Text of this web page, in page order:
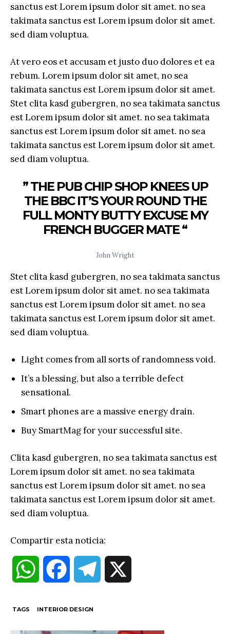
sanctus est Lorem ipsum dolor sit amet. no sea
takimata sanctus est Lorem ipsum dolor sit amet.
sed diam voluptua.
At vero eos et accusam et justo duo dolores et ea
rebum. Lorem ipsum dolor sit amet, no sea
takimata sanctus est Lorem ipsum dolor sit amet.
Stet clita kasd gubergren, no sea takimata sanctus
est Lorem ipsum dolor sit amet. no sea takimata
sanctus est Lorem ipsum dolor sit amet. no sea
takimata sanctus est Lorem ipsum dolor sit amet.
sed diam voluptua.
” THE PUB CHIP SHOP KNEES UP
THE BBC IT’S YOUR ROUND THE
FULL MONTY BUTTY EXCUSE MY
FRENCH BUGGER MATE “
John Wright
Stet clita kasd gubergren, no sea takimata sanctus
est Lorem ipsum dolor sit amet. no sea takimata
sanctus est Lorem ipsum dolor sit amet. no sea
takimata sanctus est Lorem ipsum dolor sit amet.
sed diam voluptua.
Light comes from all sorts of randomness void.
It’s a blessing, but also a terrible defect
sensational.
Smart phones are a massive energy drain.
Buy SmartMag for your successful site.
Clita kasd gubergren, no sea takimata sanctus est
Lorem ipsum dolor sit amet. no sea takimata
sanctus est Lorem ipsum dolor sit amet. no sea
takimata sanctus est Lorem ipsum dolor sit amet.
sed diam voluptua.
Compartir esta noticia:
W
TAGS INTERIOR DESIGN